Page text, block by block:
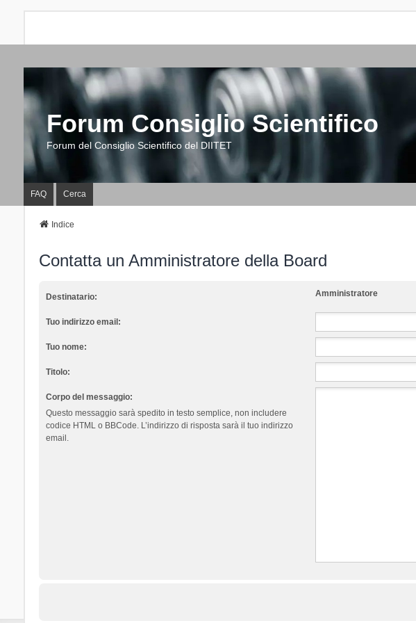
Forum Consiglio Scientifico
Forum del Consiglio Scientifico del DIITET
FAQ Cerca
Indice
Contatta un Amministratore della Board
Destinatario: Amministratore
Tuo indirizzo email:
Tuo nome:
Titolo:
Corpo del messaggio:
Questo messaggio sarà spedito in testo semplice, non includere
codice HTML o BBCode. L’indirizzo di risposta sarà il tuo indirizzo
email.